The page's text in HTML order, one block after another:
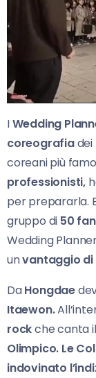
IWedding
coreografiadei
coreani più
professionisti,
per prepararla.
gruppo di 50
Wedding
unvantaggio di
DaHongdae
Itaewon.
rockche canta
Olimpico. Le
indovinato